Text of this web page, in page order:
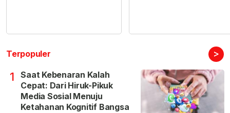
Terpopuler >
1
Saat Kebenaran Kalah
Cepat: Dari Hiruk-Pikuk
Media Sosial Menuju
Ketahanan Kognitif Bangsa